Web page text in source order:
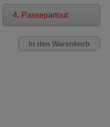
4. Passepartout